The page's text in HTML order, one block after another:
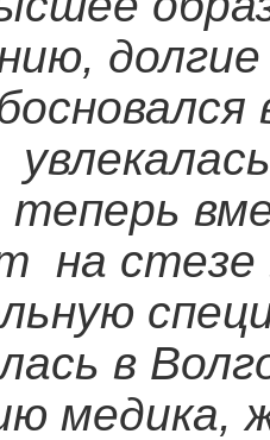
теперь
на стезе
в
медика,